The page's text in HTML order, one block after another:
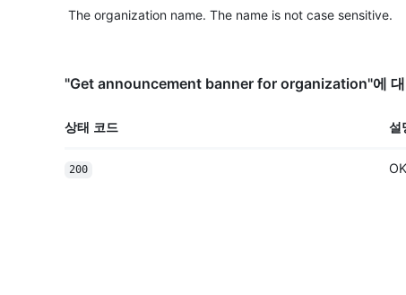
The organization name. The name is not case sensitive.
"Get announcement banner for organization"에 대
상태 코드 설
200 OK